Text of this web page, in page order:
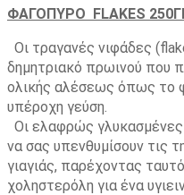
ΦΑΓΟΠΥΡΟ FLΑΚΕS
Οι τραγανές νιφάδες
δημητριακό πρωινού που
ολικής αλέσεως όπως το
υπέροχη γεύση.
Οι ελαφρώς γλυκασμένες
να σας υπενθυμίσουν τις
γιαγιάς, παρέχοντας
χοληστερόλη για ένα